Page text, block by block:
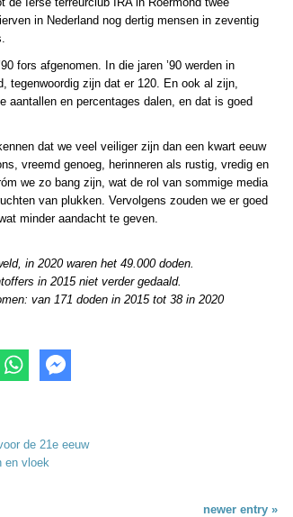
in Nederland nog dertig mensen in zeventig
fors afgenomen. In die jaren ’90 werden in
tegenwoordig zijn dat er 120. En ook al zijn,
aantallen en percentages dalen, en dat is goed
dat we veel veiliger zijn dan een kwart eeuw
vreemd genoeg, herinneren als rustig, vredig en
we zo bang zijn, wat de rol van sommige media
van plukken. Vervolgens zouden we er goed
minder aandacht te geven.
in 2020 waren het 49.000 doden.
in 2015 niet verder gedaald.
van 171 doden in 2015 tot 38 in 2020
de 21e eeuw
en vloek
newer entry »